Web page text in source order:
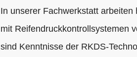
In unserer Fachwerkstatt
mit Reifendruckkontrollsystemen
sind Kenntnisse der RKDS-